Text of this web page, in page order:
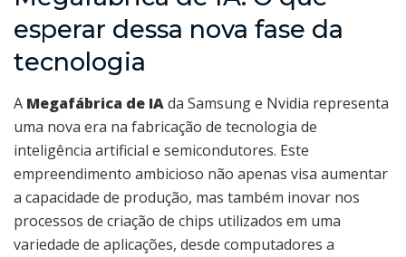
esperar dessa nova fase da
tecnologia
A Megafábrica de IAda Samsung e Nvidia representa
uma nova era na fabricação de tecnologia de
inteligência artificial e semicondutores. Este
empreendimento ambicioso não apenas visa aumentar
a capacidade de produção, mas também inovar nos
processos de criação de chips utilizados em uma
variedade de aplicações, desde computadores a